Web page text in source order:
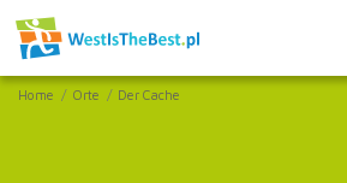
Home Orte Der Cache